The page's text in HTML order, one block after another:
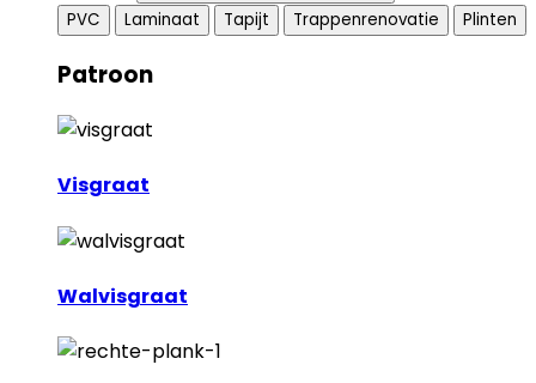
PVC
Laminaat Tapijt Trappenrenovatie Plinten
Patroon
Visgraat
Walvisgraat